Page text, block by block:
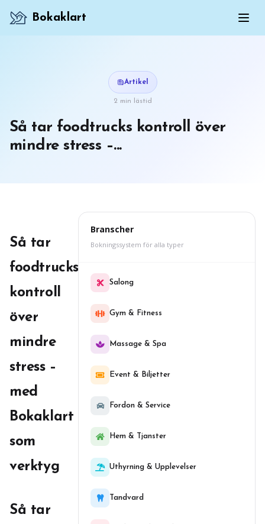
Bokaklart
Artikel
2 min lästid
Så tar foodtrucks kontroll över
mindre stress –...
Så tar
foodtrucks
kontroll
över
mindre
stress –
med
Bokaklart
som
verktyg
Så tar
Branscher
Bokningssystem för alla typer
Salong
Gym & Fitness
Massage & Spa
Event & Biljetter
Fordon & Service
Hem & Tjanster
Uthyrning & Upplevelser
Tandvard